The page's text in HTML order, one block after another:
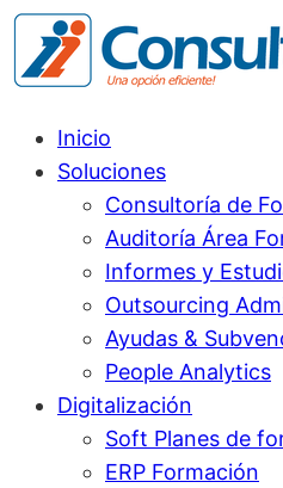
Inicio
Soluciones
Consultoría de
Auditoría Área
Informes y
Outsourcing
Ayudas &
People Analytics
Digitalización
Soft Planes de
ERP Formación